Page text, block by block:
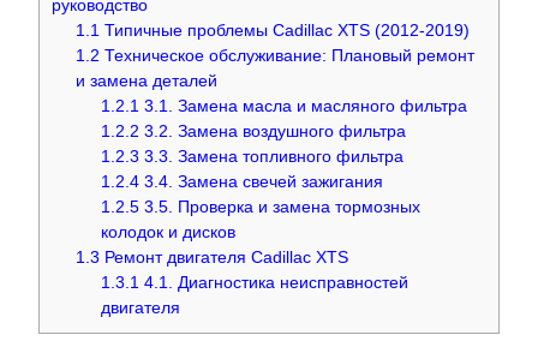
руководство
1.1 Типичные проблемы Cadillac XTS (2012-2019)
1.2 Техническое обслуживание: Плановый ремонт
и замена деталей
1.2.1 3.1. Замена масла и масляного фильтра
1.2.2 3.2. Замена воздушного фильтра
1.2.3 3.3. Замена топливного фильтра
1.2.43.4. Замена свечей зажигания
1.2.53.5. Проверка и замена тормозных
колодок и дисков
1.3 Ремонт двигателя Cadillac XTS
1.3.1 4.1. Диагностика неисправностей
двигателя